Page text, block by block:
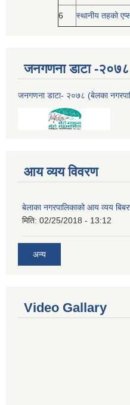
6 स्थानीय तहको
जनगणना डाटा -
जनगणना डाटा- २०७८ (बेलका
आय व्यय विवरण
बेलाका नगरपालिकाको आय व्यय
मिति: 02/25/2018 - 13:12
अन्य
Video Gallary